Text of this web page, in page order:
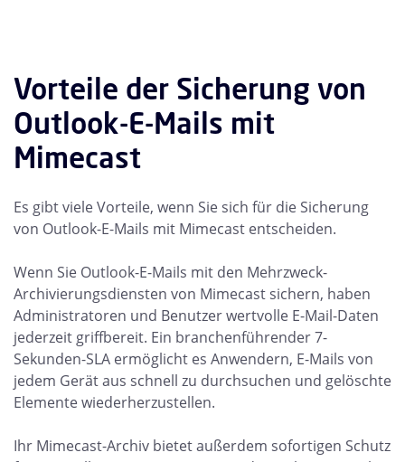
Vorteile der Sicherung von
Outlook-E-Mails mit
Mimecast
Es gibt viele Vorteile, wenn Sie sich für die Sicherung
von Outlook-E-Mails mit Mimecast entscheiden.
Wenn Sie Outlook-E-Mails mit den Mehrzweck-
Archivierungsdiensten von Mimecast sichern, haben
Administratoren und Benutzer wertvolle E-Mail-Daten
jederzeit griffbereit. Ein branchenführender 7-
Sekunden-SLA ermöglicht es Anwendern, E-Mails von
jedem Gerät aus schnell zu durchsuchen und gelöschte
Elemente wiederherzustellen.
Ihr Mimecast-Archiv bietet außerdem sofortigen Schutz